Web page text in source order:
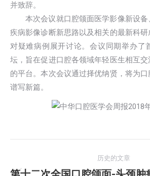
并致辞。
本次会议就口腔颌面医学影像新设
疾病影像诊断新思路以及相关的最新科
对疑难病例展开讨论。会议同期举办了
坛，旨在促进口腔各领域年轻医生相互
的平台。本次会议通过择优纳贤，将为
谱写新篇。
章
历史的文章